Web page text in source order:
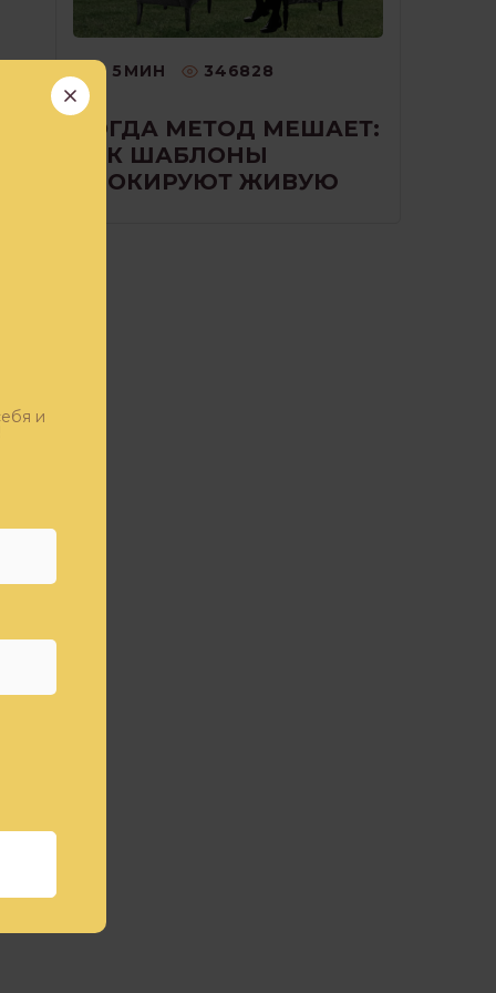
5 МИН 346828
КОГДА МЕТОД МЕШАЕТ:
КАК ШАБЛОНЫ
БЛОКИРУЮТ ЖИВУЮ
и